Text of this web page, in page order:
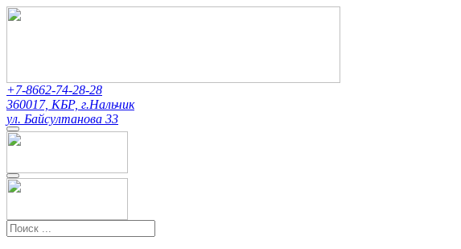
+7-8662-74-28-28
360017, КБР, г.Нальчик
ул. Байсултанова 33